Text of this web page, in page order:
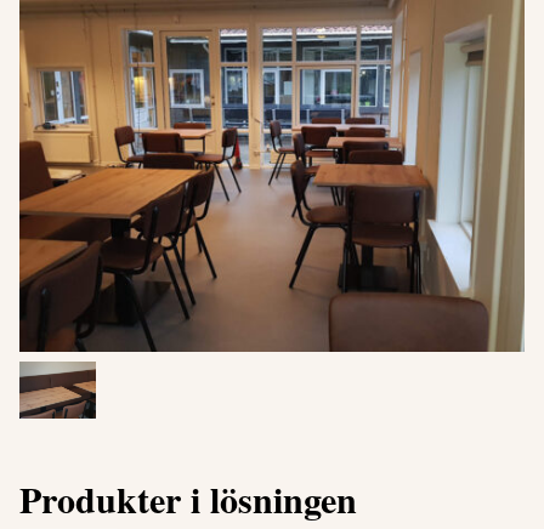
Produkter i lösningen